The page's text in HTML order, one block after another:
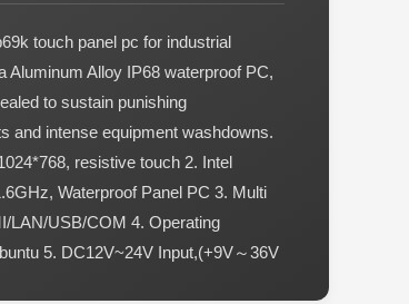
touch panel pc for industrial
Aluminum Alloy IP68 waterproof PC,
to sustain punishing
and intense equipment washdowns.
resistive touch 2. Intel
Waterproof Panel PC 3. Multi
LAN/USB/COM 4. Operating
5. DC12V~24V Input,(+9V～36V